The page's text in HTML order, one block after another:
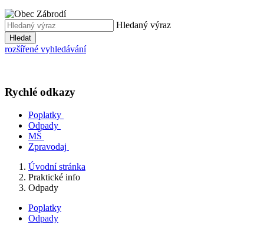
Hledaný výraz
Hledat
rozšířené vyhledávání
Rychlé odkazy
Poplatky
Odpady
MŠ
Zpravodaj
Úvodní stránka
Praktické info
Odpady
Poplatky
Odpady